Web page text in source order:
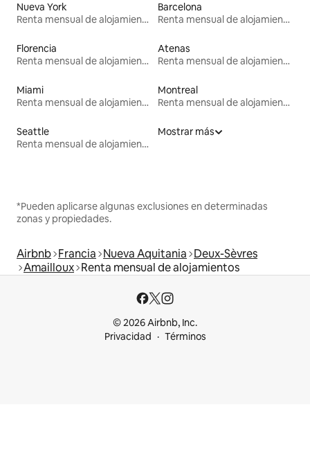
Nueva York
Renta mensual de alojamientos
Barcelona
Renta mensual de alojamientos
Florencia
Renta mensual de alojamientos
Atenas
Renta mensual de alojamientos
Miami
Renta mensual de alojamientos
Montreal
Renta mensual de alojamientos
Seattle
Renta mensual de alojamientos
Mostrar más
*Pueden aplicarse algunas exclusiones en determinadas
zonas y propiedades.
Airbnb Francia Nueva Aquitania Deux-Sèvres
Amailloux Renta mensual de alojamientos
© 2026 Airbnb, Inc.
Privacidad
Términos